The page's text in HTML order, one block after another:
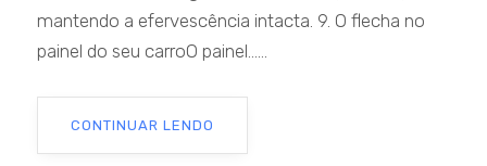
mantendo a efervescência intacta. 9. O flecha no
painel do seu carroO painel......
CONTINUAR LENDO